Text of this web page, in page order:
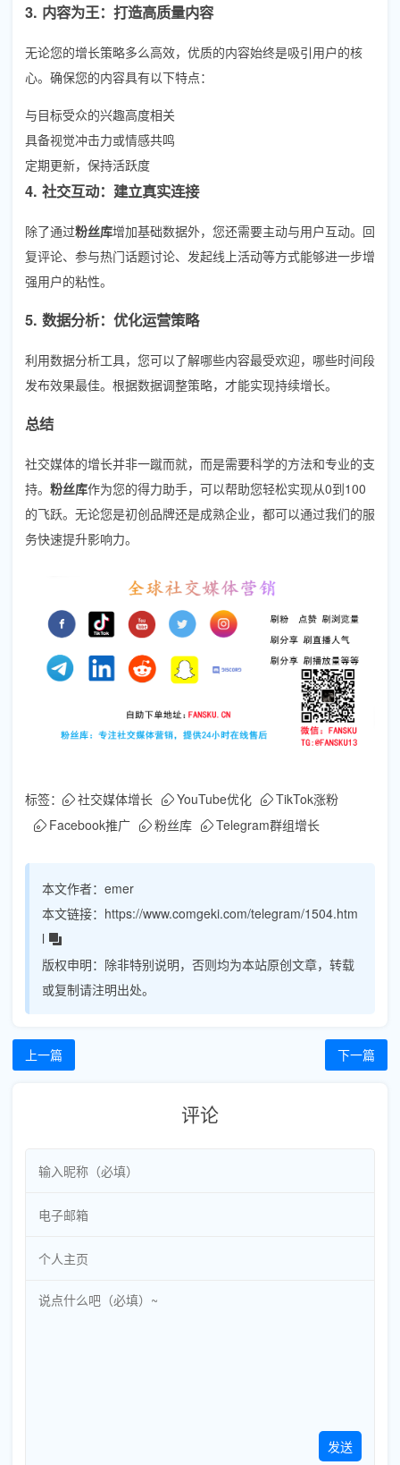
3. 内容为王：打造高质量内容
无论您的增长策略多么高效，优质的内容始终是吸引用户的核
心。确保您的内容具有以下特点：
与目标受众的兴趣高度相关
具备视觉冲击力或情感共鸣
定期更新，保持活跃度
4. 社交互动：建立真实连接
除了通过粉丝库增加基础数据外，您还需要主动与用户互动。回
复评论、参与热门话题讨论、发起线上活动等方式能够进一步增
强用户的粘性。
5. 数据分析：优化运营策略
利用数据分析工具，您可以了解哪些内容最受欢迎，哪些时间段
发布效果最佳。根据数据调整策略，才能实现持续增长。
总结
社交媒体的增长并非一蹴而就，而是需要科学的方法和专业的支
持。 粉丝库作为您的得力助手，可以帮助您轻松实现从0到100
的飞跃。无论您是初创品牌还是成熟企业，都可以通过我们的服
务快速提升影响力。
标签： 社交媒体增长 YouTube优化
TikTok涨粉
Facebook推广
粉丝库 Telegram群组增长
本文作者： emer
本文链接： https://www.comgeki.com/telegram/1504.htm
l
版权申明： 除非特别说明，否则均为本站原创文章，转载
或复制请注明出处。
上一篇 下一篇
评论
发送